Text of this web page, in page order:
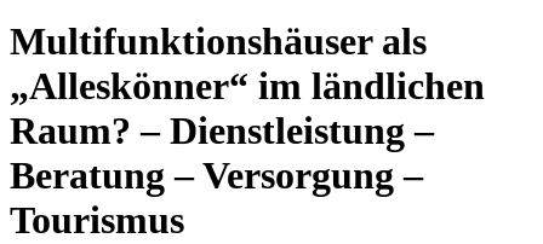
Multifunktionshäuser als
„Alleskönner“ im ländlichen
Raum? – Dienstleistung –
Beratung – Versorgung –
Tourismus